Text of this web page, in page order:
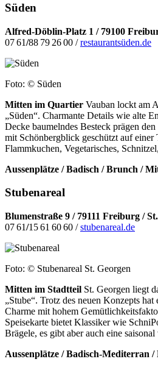
Süden
Alfred-Döblin-Platz 1 / 79100
07 61/88 79 26 00 /restaurantsüden.de
Foto: © Süden
Mitten im Quartier Vauban lockt am
„Süden“. Charmante Details wie alte
Decke baumelndes Besteck prägen
mit Schönbergblick geschützt auf einer
Flammkuchen, Vegetarisches,
Aussenplätze / Badisch / Brunch /
Stubenareal
Blumenstraße 9 / 79111 Freiburg /
07 61/15 61 60 60 /stubenareal.de
Foto: © Stubenareal St. Georgen
Mitten im Stadtteil St. Georgen liegt
„Stube“. Trotz des neuen Konzepts hat
Charme mit hohem
Speisekarte bietet Klassiker wie
Brägele, es gibt aber auch eine
Aussenplätze / Badisch-Mediterran /